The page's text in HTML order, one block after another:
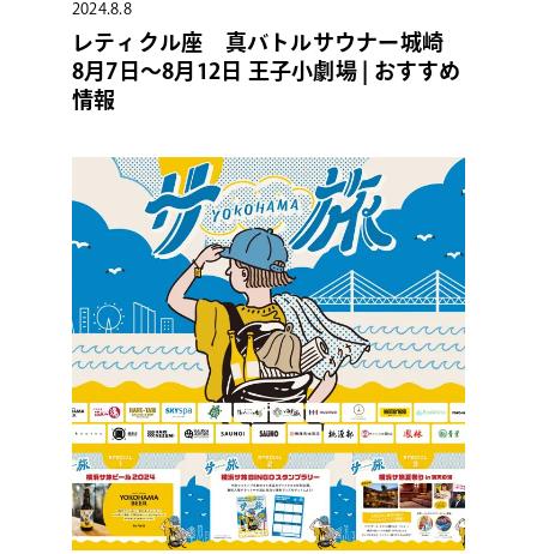
2024.8.8
レティクル座 真バトルサウナー城崎
8月7日〜8月12日 王子小劇場 | おすすめ
情報